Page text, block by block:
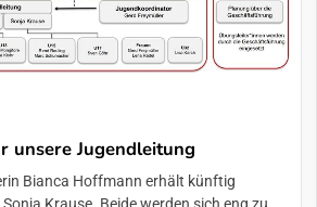
unsere Jugendleitung
Bianca Hoffmann erhält künftig